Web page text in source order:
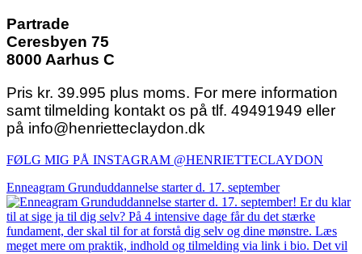
Partrade
Ceresbyen 75
8000 Aarhus C
Pris kr. 39.995 plus moms. For mere information
samt tilmelding kontakt os på tlf. 49491949 eller
på info@henrietteclaydon.dk
FØLG MIG PÅ INSTAGRAM @HENRIETTECLAYDON​
Enneagram Grunduddannelse starter d. 17. september